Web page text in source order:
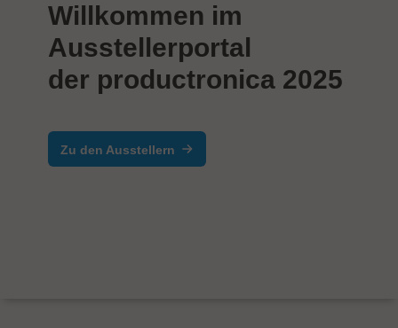
Willkommen im
Ausstellerportal
der productronica 2025
Zu den Ausstellern